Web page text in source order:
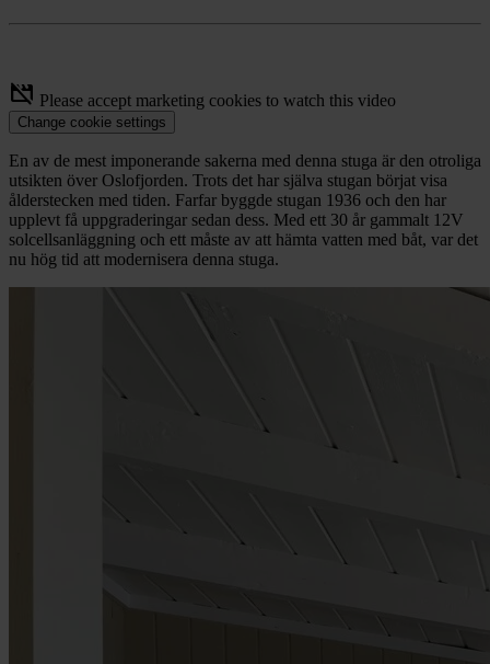
movie_off Please accept marketing cookies to watch this video
Change cookie settings
En av de mest imponerande sakerna med denna stuga är den otroliga
utsikten över Oslofjorden. Trots det har själva stugan börjat visa
ålderstecken med tiden. Farfar byggde stugan 1936 och den har
upplevt få uppgraderingar sedan dess. Med ett 30 år gammalt 12V
solcellsanläggning och ett måste av att hämta vatten med båt, var det
nu hög tid att modernisera denna stuga.